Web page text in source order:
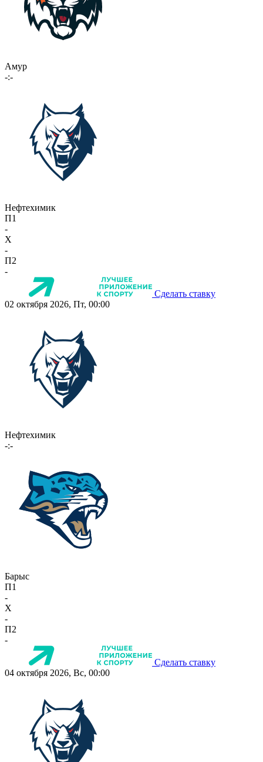
Амур
-:-
Нефтехимик
П1
-
X
-
П2
-
Сделать ставку
02 октября 2026, Пт, 00:00
Нефтехимик
-:-
Барыс
П1
-
X
-
П2
-
Сделать ставку
04 октября 2026, Вс, 00:00